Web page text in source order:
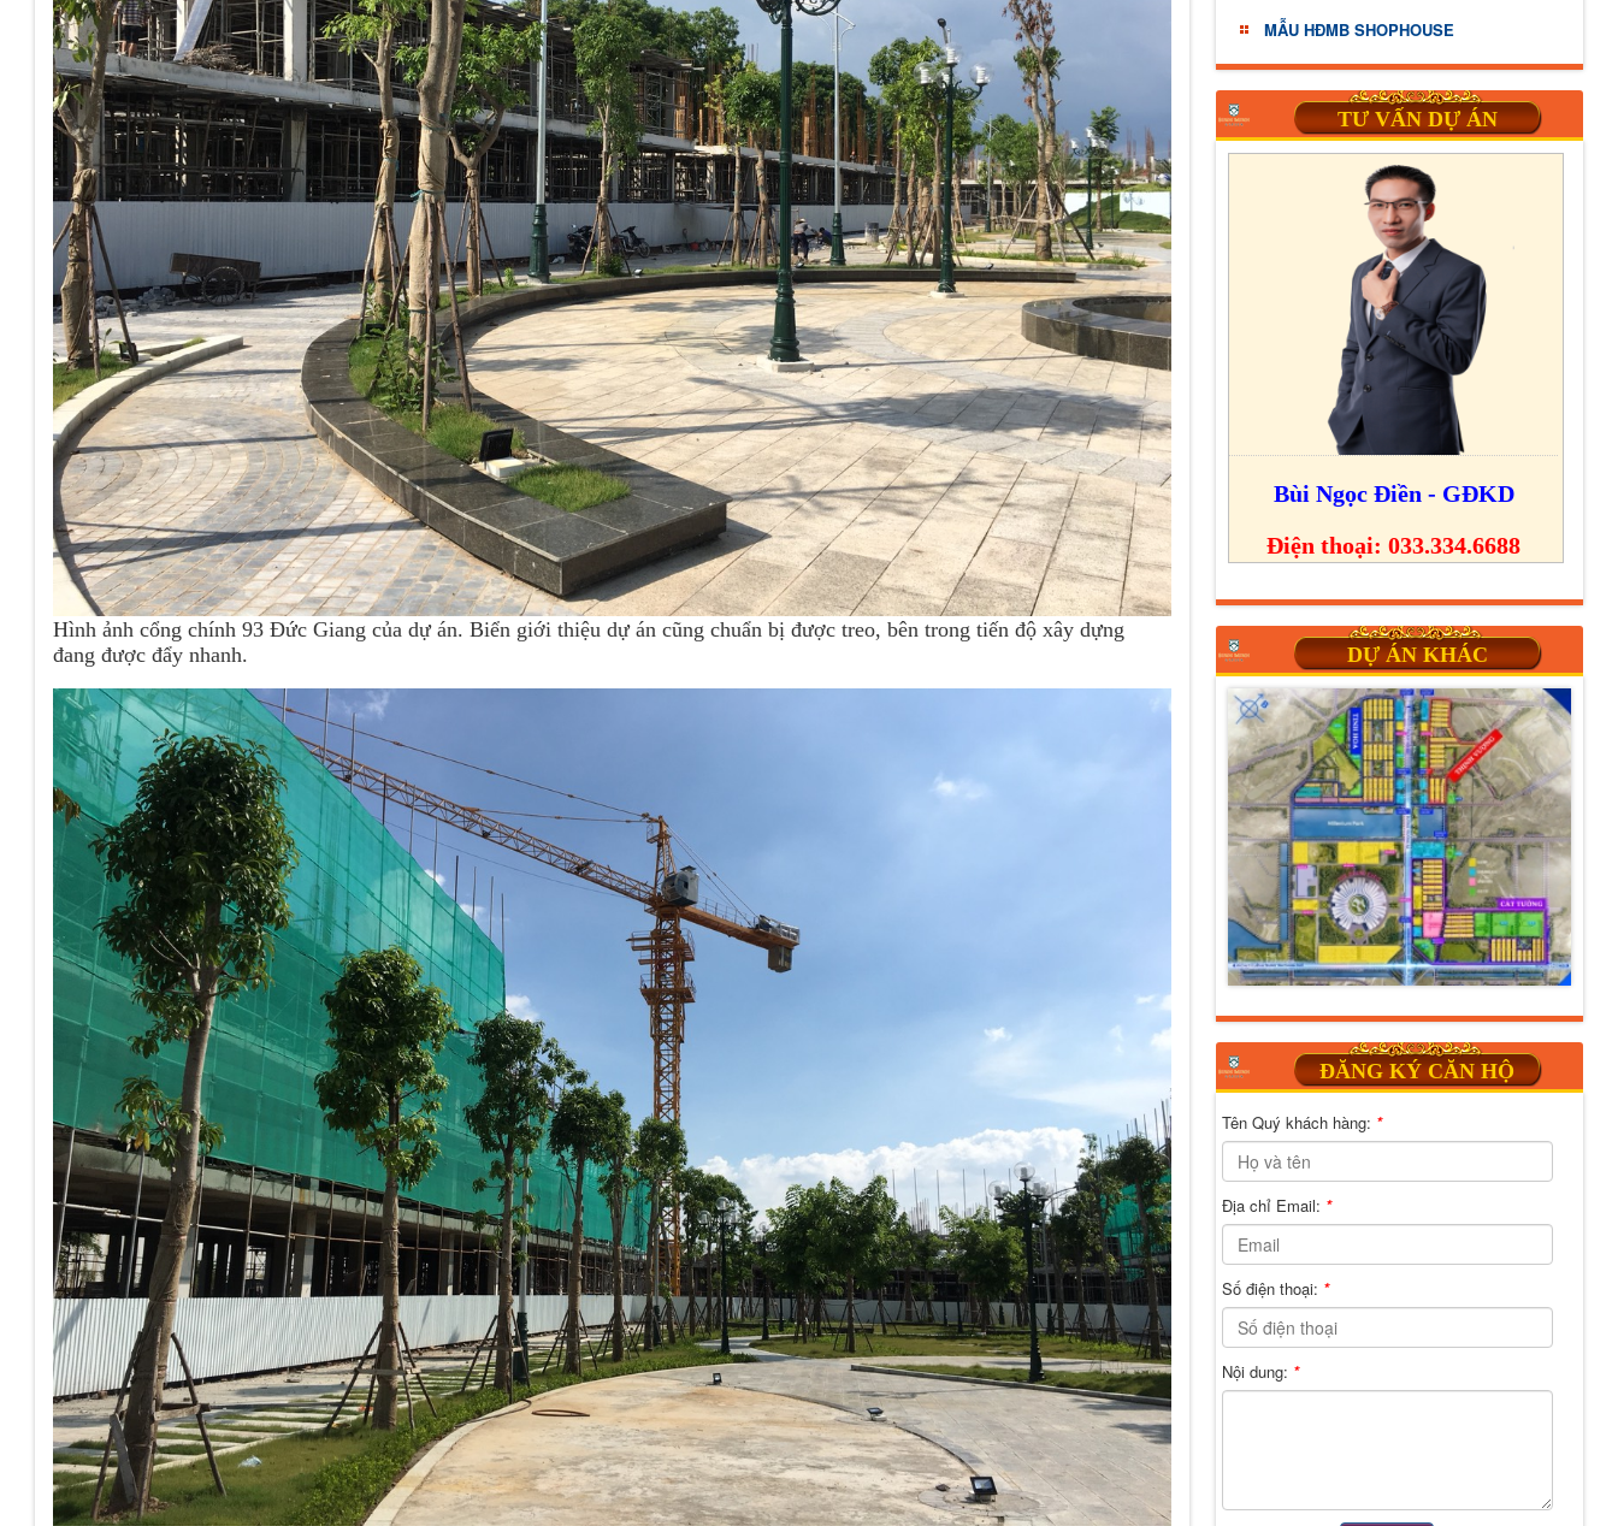
Hình ảnh cổng chính 93 Đức Giang của dự án. Biển giới thiệu dự án cũng chuẩn bị được treo, bên trong tiến độ xây dựng
đang được đẩy nhanh.
MẪU HĐMB SHOPHOUSE
TƯ VẤN DỰ ÁN
Bùi Ngọc Điền - GĐKD
Điện thoại: 033.334.6688
DỰ ÁN KHÁC
ĐĂNG KÝ CĂN HỘ
Tên Quý khách hàng: *
Địa chỉ Email: *
Số điện thoại: *
Nội dung: *